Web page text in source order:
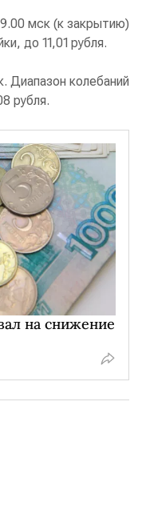
мск (к закрытию)
до 11,01 рубля.
Диапазон колебаний
рубля.
на снижение